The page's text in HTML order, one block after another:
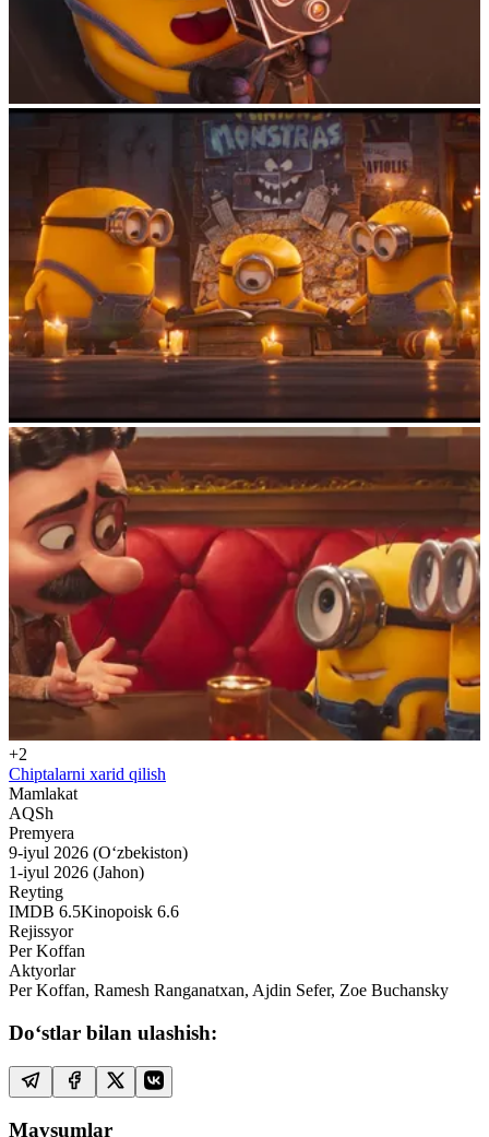
+2
Chiptalarni xarid qilish
Mamlakat
AQSh
Premyera
9-iyul 2026 (O‘zbekiston)
1-iyul 2026 (Jahon)
Reyting
IMDB 6.5Kinopoisk 6.6
Rejissyor
Per Koffan
Aktyorlar
Per Koffan, Ramesh Ranganatxan, Ajdin Sefer, Zoe Buchansky
Do‘stlar bilan ulashish:
Mavsumlar